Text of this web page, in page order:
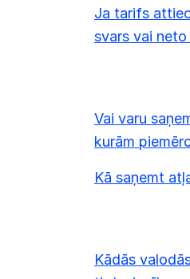
Ja tarifs
svars vai neto
Vai varu
kurām
Kā saņemt
Kādās